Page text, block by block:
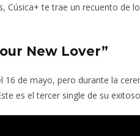
Cúsica+ te trae un recuento de
New Lover”
de mayo, pero durante la
es el tercer single de su exitoso